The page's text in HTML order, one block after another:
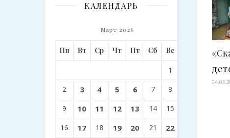
КАЛЕНДАРЬ
Март 2026
Пн Вт Ср Чт Пт Сб Вс
1
2 3 4 5 6 7 8
9 10 11 12 13 14 15
16 17 18 19 20 21 22